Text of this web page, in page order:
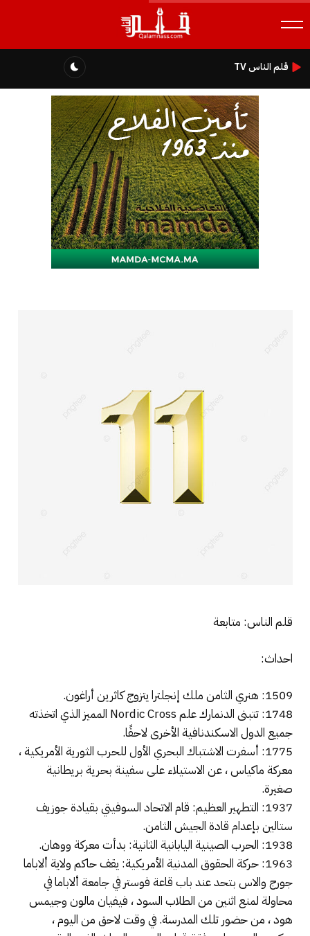
قلم الناس TV
قلم الناس: متابعة
احداث:
1509: هنري الثامن ملك إنجلترا يتزوج كاثرين أراغون.
1748: تتبنى الدنمارك علم Nordic Cross المميز الذي اتخذته
جميع الدول الاسكندنافية الأخرى لاحقًا.
1775: أسفرت الاشتباك البحري الأول للحرب الثورية الأمريكية ،
معركة ماكياس ، عن الاستيلاء على سفينة بحرية بريطانية
صغيرة.
1937: التطهير العظيم: قام الاتحاد السوفيتي بقيادة جوزيف
ستالين بإعدام قادة الجيش الثامن.
1938: الحرب الصينية اليابانية الثانية: بدأت معركة ووهان.
1963: حركة الحقوق المدنية الأمريكية: يقف حاكم ولاية ألاباما
جورج والاس بتحد عند باب قاعة فوستر في جامعة ألاباما في
محاولة لمنع اثنين من الطلاب السود ، فيفيان مالون وجيمس
هود ، من حضور تلك المدرسة. في وقت لاحق من اليوم ،